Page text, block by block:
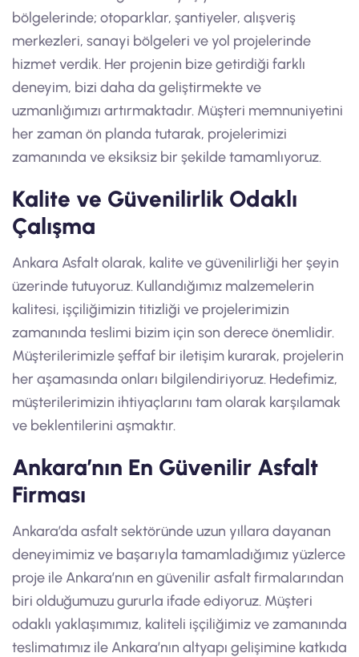
bölgelerinde; otoparklar, şantiyeler, alışveriş
merkezleri, sanayi bölgeleri ve yol projelerinde
hizmet verdik. Her projenin bize getirdiği farklı
deneyim, bizi daha da geliştirmekte ve
uzmanlığımızı artırmaktadır. Müşteri memnuniyetini
her zaman ön planda tutarak, projelerimizi
zamanında ve eksiksiz bir şekilde tamamlıyoruz.
Kalite ve Güvenilirlik Odaklı
Çalışma
Ankara Asfalt olarak, kalite ve güvenilirliği her şeyin
üzerinde tutuyoruz. Kullandığımız malzemelerin
kalitesi, işçiliğimizin titizliği ve projelerimizin
zamanında teslimi bizim için son derece önemlidir.
Müşterilerimizle şeffaf bir iletişim kurarak, projelerin
her aşamasında onları bilgilendiriyoruz. Hedefimiz,
müşterilerimizin ihtiyaçlarını tam olarak karşılamak
ve beklentilerini aşmaktır.
Ankara’nın En Güvenilir Asfalt
Firması
Ankara’da asfalt sektöründe uzun yıllara dayanan
deneyimimiz ve başarıyla tamamladığımız yüzlerce
proje ile Ankara’nın en güvenilir asfalt firmalarından
biri olduğumuzu gururla ifade ediyoruz. Müşteri
odaklı yaklaşımımız, kaliteli işçiliğimiz ve zamanında
teslimatımız ile Ankara’nın altyapı gelişimine katkıda